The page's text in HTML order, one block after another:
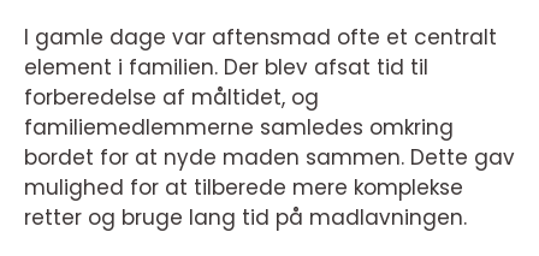
I gamle dage var aftensmad ofte et centralt
element i familien. Der blev afsat tid til
forberedelse af måltidet, og
familiemedlemmerne samledes omkring
bordet for at nyde maden sammen. Dette gav
mulighed for at tilberede mere komplekse
retter og bruge lang tid på madlavningen.